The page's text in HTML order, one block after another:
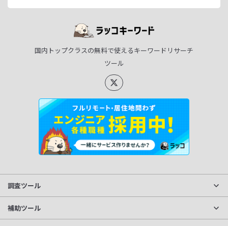
国内トップクラスの無料で使えるキーワードリサーチ
ツール
調査ツール
サイト分析
補助ツール